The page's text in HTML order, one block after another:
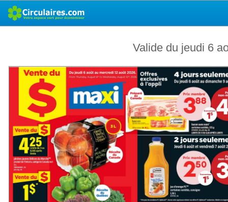
Valide du jeudi 6